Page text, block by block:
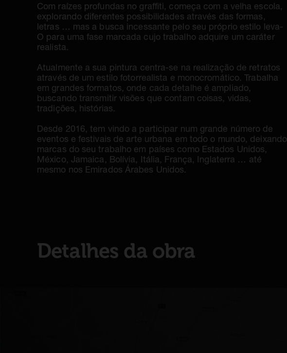
Com raízes profundas no graffiti, começa com a velha escola,
explorando diferentes possibilidades através das formas,
letras … mas a busca incessante pelo seu próprio estilo leva-
O para uma fase marcada cujo trabalho adquire um caráter
realista.
Atualmente a sua pintura centra-se na realização de retratos
através de um estilo fotorrealista e monocromático. Trabalha
em grandes formatos, onde cada detalhe é ampliado,
buscando transmitir visões que contam coisas, vidas,
tradições, histórias.
Desde 2016, tem vindo a participar num grande número de
eventos e festivais de arte urbana em todo o mundo, deixando
marcas do seu trabalho em países como Estados Unidos,
México, Jamaica, Bolívia, Itália, França, Inglaterra … até
mesmo nos Emirados Árabes Unidos.
Detalhes da obra